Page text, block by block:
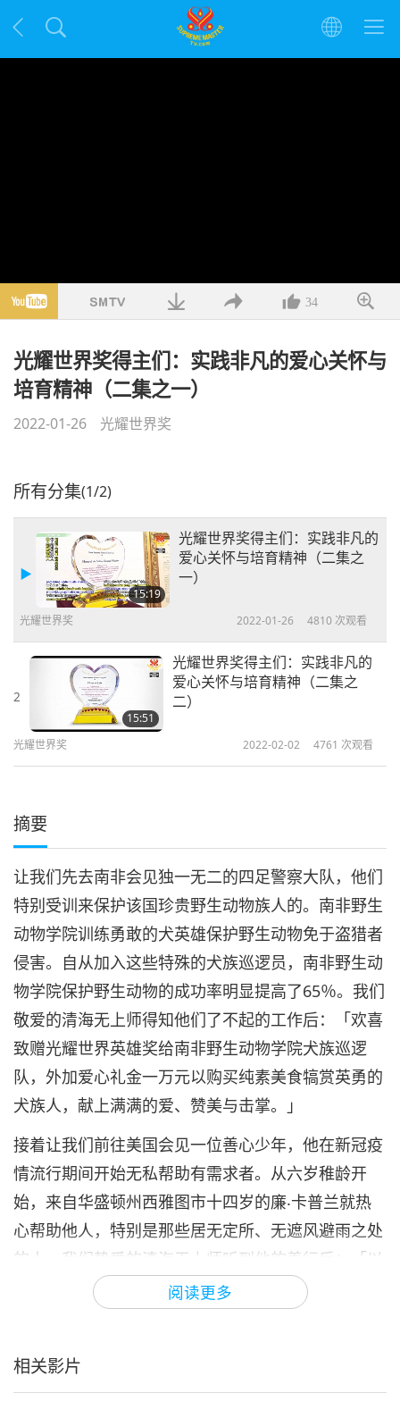
34
光耀世界奖得主们：实践非凡的爱心关怀与
培育精神（二集之一）
2022-01-26 光耀世界奖
所有分集(1/2)
15:19
光耀世界奖得主们：实践非凡的
爱心关怀与培育精神（二集之
一）
光耀世界奖 2022-01-26 4810 次观看
2
15:51
光耀世界奖得主们：实践非凡的
爱心关怀与培育精神（二集之
二）
光耀世界奖 2022-02-02 4761 次观看
摘要
阅读更多
让我们先去南非会见独一无二的四足警察大队，他们
特别受训来保护该国珍贵野生动物族人的。南非野生
动物学院训练勇敢的犬英雄保护野生动物免于盗猎者
侵害。自从加入这些特殊的犬族巡逻员，南非野生动
物学院保护野生动物的成功率明显提高了65％。我们
敬爱的清海无上师得知他们了不起的工作后：「欢喜
致赠光耀世界英雄奖给南非野生动物学院犬族巡逻
队，外加爱心礼金一万元以购买纯素美食犒赏英勇的
犬族人，献上满满的爱、赞美与击掌。」
接着让我们前往美国会见一位善心少年，他在新冠疫
情流行期间开始无私帮助有需求者。从六岁稚龄开
始，来自华盛顿州西雅图市十四岁的廉‧卡普兰就热
心帮助他人，特别是那些居无定所、无遮风避雨之处
的人。我们挚爱的清海无上师听到他的善行后：「以
满满的爱与感激致赠光耀世界爱心奖以表扬廉‧卡普
兰，并附上一万美元用于支持您的高尚志业。」
今天最后一位获奖者是威玛之家，这是一家在德国和
相关影片